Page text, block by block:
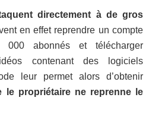
directement à de gros
en effet reprendre un compte
abonnés et télécharger
contenant des logiciels
leur permet alors d’obtenir
le propriétaire ne reprenne le